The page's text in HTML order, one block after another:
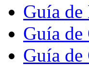
Guía de
Guía de
Guía de